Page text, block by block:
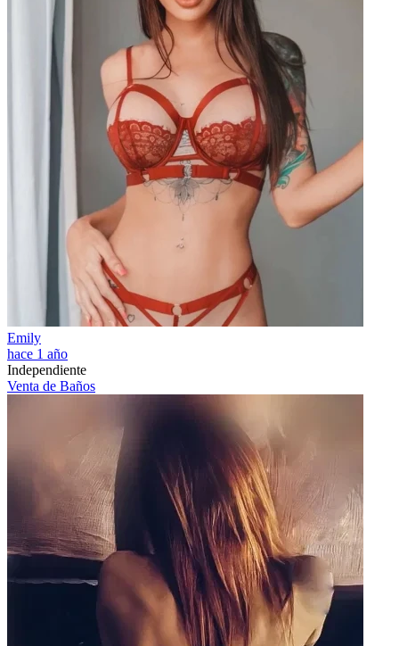
Emily
hace 1 año
Independiente
Venta de Baños